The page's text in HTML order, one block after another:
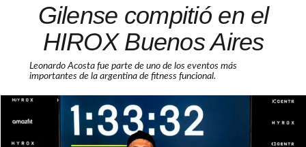
Gilense compitió en el
HIROX Buenos Aires
Leonardo Acosta fue parte de uno de los eventos más
importantes de la argentina de fitness funcional.